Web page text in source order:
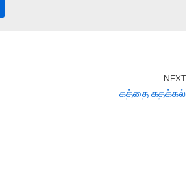
NEXT
கத்தை கதக்கல்